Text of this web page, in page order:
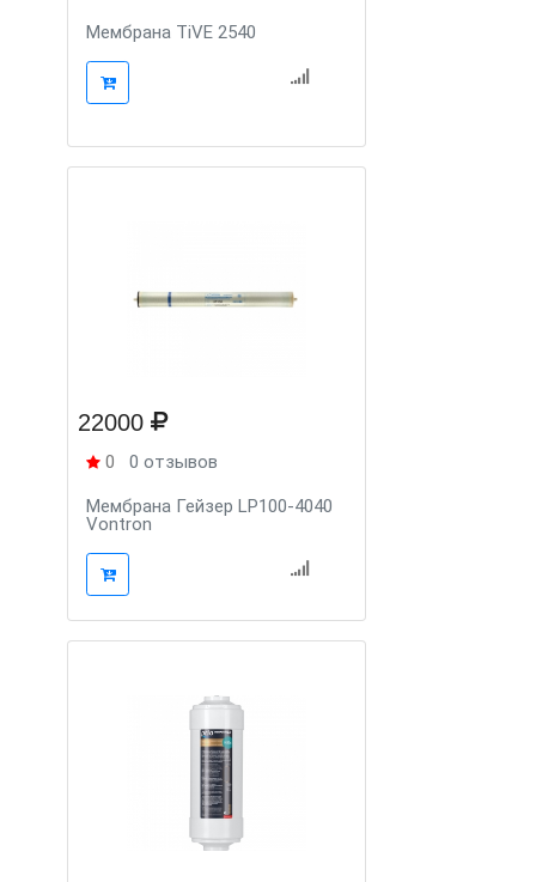
Мембрана TiVE 2540
22000
0 0 отзывов
Мембрана Гейзер LP100-4040
Vontron